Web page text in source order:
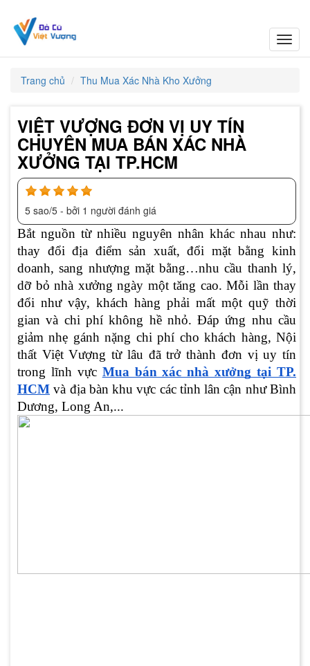
Trang chủ
Thu Mua Xác Nhà Kho Xưởng
VIỆT VƯỢNG ĐƠN VỊ UY TÍN
CHUYÊN MUA BÁN XÁC NHÀ
XƯỞNG TẠI TP.HCM
5 sao/5 - bởi 1 người đánh giá
Bắt nguồn từ nhiều nguyên nhân khác nhau như:
thay đổi địa điểm sản xuất, đổi mặt bằng kinh
doanh, sang nhượng mặt bằng…nhu cầu thanh lý,
dỡ bỏ nhà xưởng ngày một tăng cao. Mỗi lần thay
đổi như vậy, khách hàng phải mất một quỹ thời
gian và chi phí không hề nhỏ. Đáp ứng nhu cầu
giảm nhẹ gánh nặng chi phí cho khách hàng, Nội
thất Việt Vượng từ lâu đã trở thành đơn vị uy tín
trong lĩnh vực Mua bán xác nhà xưởng tại TP.
HCM và địa bàn khu vực các tỉnh lân cận như Bình
Dương, Long An,...